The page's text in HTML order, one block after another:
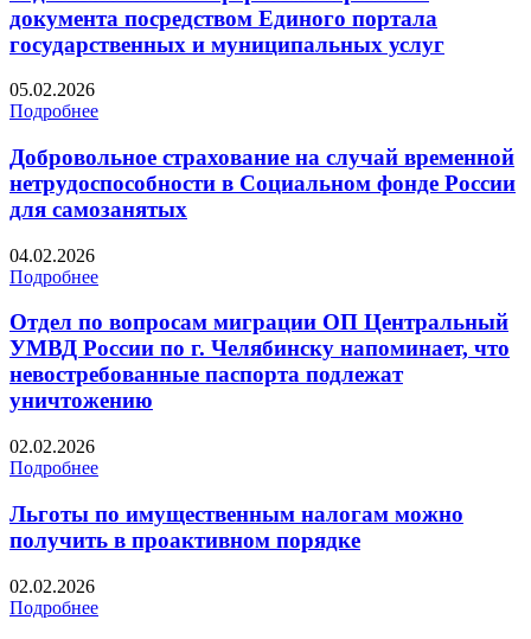
документа посредством Единого портала
государственных и муниципальных услуг
05.02.2026
Подробнее
Добровольное страхование на случай временной
нетрудоспособности в Социальном фонде России
для самозанятых
04.02.2026
Подробнее
Отдел по вопросам миграции ОП Центральный
УМВД России по г. Челябинску напоминает, что
невостребованные паспорта подлежат
уничтожению
02.02.2026
Подробнее
Льготы по имущественным налогам можно
получить в проактивном порядке
02.02.2026
Подробнее